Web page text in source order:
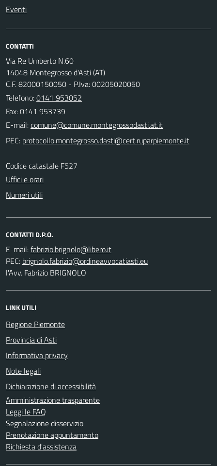
Eventi
CONTATTI
Via Re Umberto N.60
14048 Montegrosso d'Asti (AT)
C.F. 82000150050 - P.Iva: 00205020050
Telefono:0141 953052
Fax: 0141 953739
E-mail:
PEC:
Codice catastale F527
Uffici e orari
Numeri utili
CONTATTI D.P.O.
E-mail:
PEC:
l'Avv. Fabrizio BRIGNOLO
LINK UTILI
Regione Piemonte
Provincia di Asti
Informativa privacy
Note legali
Dichiarazione di accessibilità
Amministrazione trasparente
Leggi le FAQ
Segnalazione disservizio
Prenotazione appuntamento
Richiesta d'assistenza